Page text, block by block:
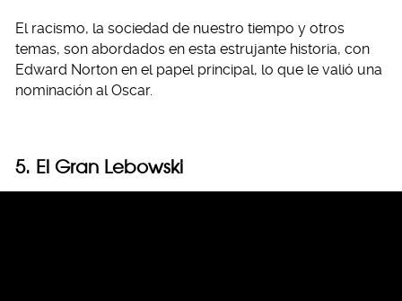
El racismo, la sociedad de nuestro tiempo y otros
temas, son abordados en esta estrujante historia, con
Edward Norton en el papel principal, lo que le valió una
nominación al Oscar.
5. El Gran Lebowski